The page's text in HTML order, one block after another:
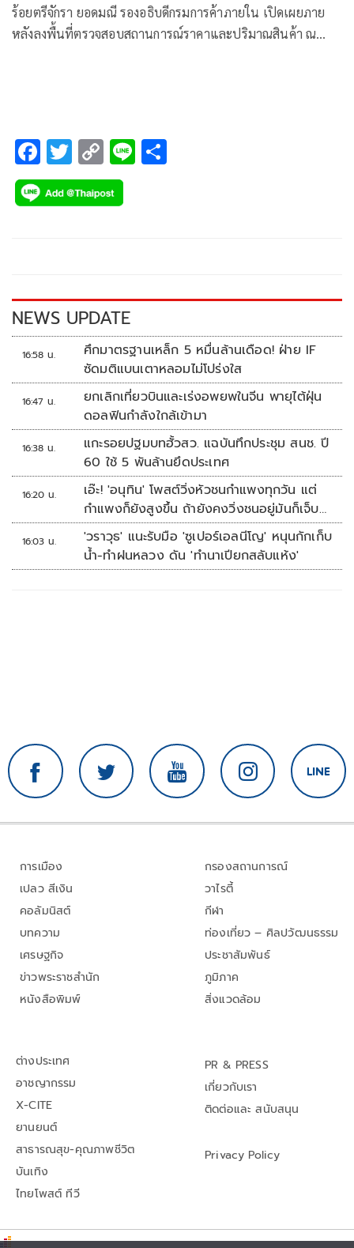
ร้อยตรีจักรา ยอดมณี รองอธิบดีกรมการค้าภายใน เปิดเผยภาย
หลังลงพื้นที่ตรวจสอบสถานการณ์ราคาและปริมาณสินค้า ณ
F
ac
e
k
T
wi
tt
C
o
p
k
Li
NEWS UPDATE
16:58 น.
ศึกมาตรฐานเหล็ก 5 หมื่นล้านเดือด! ฝ่าย IF
ซัดมติแบนเตาหลอมไม่โปร่งใส
16:47 น.
ยกเลิกเที่ยวบินและเร่งอพยพในจีน พายุไต้ฝุ่น
ดอลฟินกำลังใกล้เข้ามา
16:38 น.
แกะรอยปฐมบทฮั้วสว. แฉบันทึกประชุม สนช. ปี
60 ใช้ 5 พันล้านยึดประเทศ
16:20 น.
เอ๊ะ! 'อนุทิน' โพสต์วิ่งหัวชนกำแพงทุกวัน แต่
กำแพงก็ยังสูงขึ้น ถ้ายังคงวิ่งชนอยู่มันก็เจ็บ
หัวอีก
16:03 น.
'วราวุธ' แนะรับมือ 'ซูเปอร์เอลนีโญ' หนุนกักเก็บ
น้ำ-ทำฝนหลวง ดัน 'ทำนาเปียกสลับแห้ง'
การเมือง
เปลว สีเงิน
คอลัมนิสต์
บทความ
เศรษฐกิจ
ข่าวพระราชสำนัก
หนังสือพิมพ์
กรองสถานการณ์
วาไรตี้
กีฬา
ท่องเที่ยว – ศิลปวัฒนธรรม
ประชาสัมพันธ์
ภูมิภาค
สิ่งแวดล้อม
ต่างประเทศ
อาชญากรรม
X-CITE
ยานยนต์
สาธารณสุข-คุณภาพชีวิต
บันเทิง
ไทยโพสต์ ทีวี
PR & PRESS
เกี่ยวกับเรา
ติดต่อและ สนับสนุน
Privacy Policy